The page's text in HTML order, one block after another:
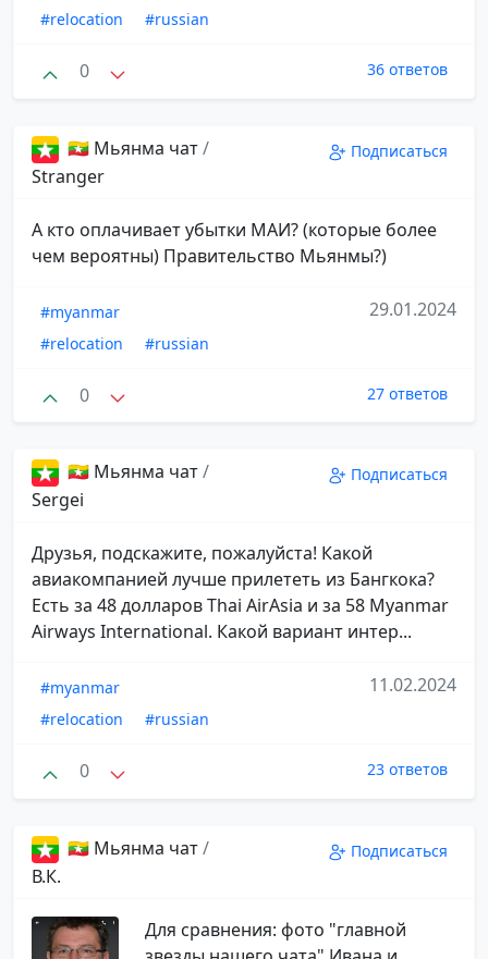
#relocation
#russian
0 36 ответов
🇲🇲 Мьянма чат/
Stranger
Подписаться
А кто оплачивает убытки МАИ? (которые более
чем вероятны) Правительство Мьянмы?)
#myanmar
#relocation
#russian
29.01.2024
0 27 ответов
🇲🇲 Мьянма чат/
Sergei
Подписаться
Друзья, подскажите, пожалуйста! Какой
авиакомпанией лучше прилететь из Бангкока?
Есть за 48 долларов Thai AirAsia и за 58 Myanmar
Airways International. Какой вариант интер...
#myanmar
#relocation
#russian
11.02.2024
0 23 ответов
🇲🇲 Мьянма чат/
В.К.
Подписаться
Для сравнения: фото "главной